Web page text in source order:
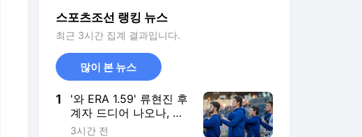
스포츠조선 랭킹 뉴스
최근 3시간 집계 결과입니다.
많이 본 뉴스
1
'와 ERA 1.59' 류현진 후
계자 드디어 나오나, 또
10K 신기록…'줄줄이 방
3시간 전